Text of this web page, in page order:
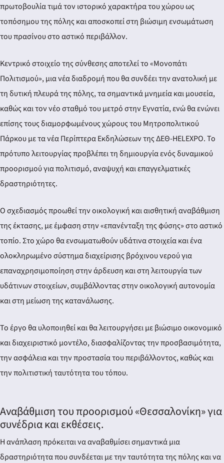
πρωτοβουλία τιμά τον ιστορικό χαρακτήρα του χώρου ως
τοπόσημου της πόλης και αποσκοπεί στη βιώσιμη ενσωμάτωση
του πρασίνου στο αστικό περιβάλλον.
Κεντρικό στοιχείο της σύνθεσης αποτελεί το «Μονοπάτι
Πολιτισμού», μια νέα διαδρομή που θα συνδέει την ανατολική με
τη δυτική πλευρά της πόλης, τα σημαντικά μνημεία και μουσεία,
καθώς και τον νέο σταθμό του μετρό στην Εγνατία, ενώ θα ενώνει
επίσης τους διαμορφωμένους χώρους του Μητροπολιτικού
Πάρκου με τα νέα Περίπτερα Εκδηλώσεων της ΔΕΘ-HELEXPO. Το
πρότυπο λειτουργίας προβλέπει τη δημιουργία ενός δυναμικού
προορισμού για πολιτισμό, αναψυχή και επαγγελματικές
δραστηριότητες.
Ο σχεδιασμός προωθεί την οικολογική και αισθητική αναβάθμιση
της έκτασης, με έμφαση στην «επανένταξη της φύσης» στο αστικό
τοπίο. Στο χώρο θα ενσωματωθούν υδάτινα στοιχεία και ένα
ολοκληρωμένο σύστημα διαχείρισης βρόχινου νερού για
επαναχρησιμοποίηση στην άρδευση και στη λειτουργία των
υδάτινων στοιχείων, συμβάλλοντας στην οικολογική αυτονομία
και στη μείωση της κατανάλωσης.
Το έργο θα υλοποιηθεί και θα λειτουργήσει με βιώσιμο οικονομικό
και διαχειριστικό μοντέλο, διασφαλίζοντας την προσβασιμότητα,
την ασφάλεια και την προστασία του περιβάλλοντος, καθώς και
την πολιτιστική ταυτότητα του τόπου.
Αναβάθμιση του προορισμού «Θεσσαλονίκη» για
συνέδρια και εκθέσεις.
Η ανάπλαση πρόκειται να αναβαθμίσει σημαντικά μια
δραστηριότητα που συνδέεται με την ταυτότητα της πόλης και να